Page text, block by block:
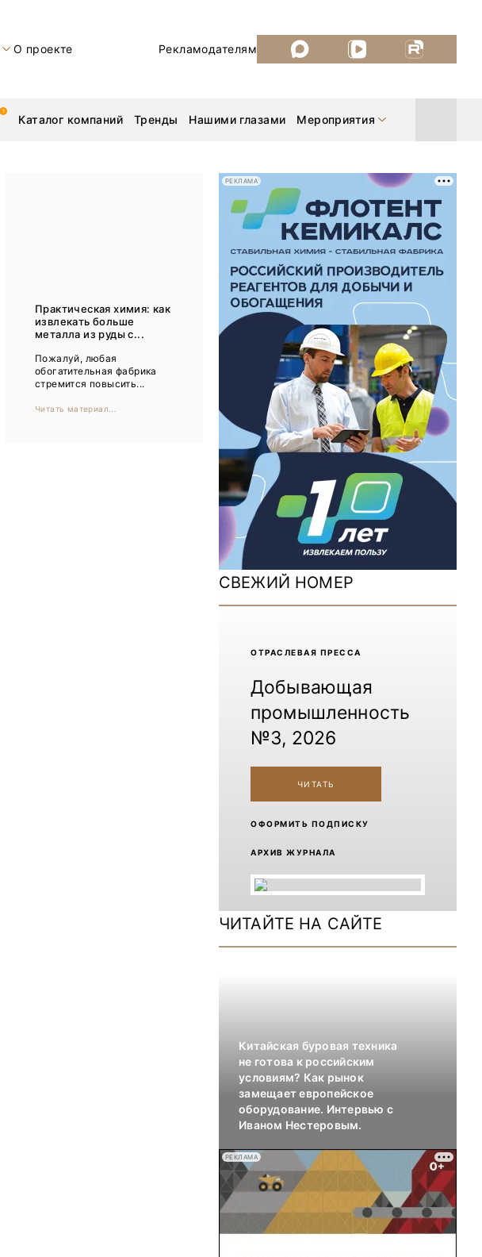
О проекте Рекламодателям
Каталог компаний Тренды Нашими глазами Мероприятия
Уголь России и Майнинг 2026
MiningWorld Russia 2026
ДП Подкаст. Новый сезон
Рудник 2025
MiningWorld Russia 2025
Уголь России и Майнинг 2025
Рудник 2024 | Обзор выставки
В помощь шахтёру 2024
Уголь России и Майнинг 2024
Mining World Russia 2024
Практическая химия: как
извлекать больше
металла из руды с...
Пожалуй, любая
обогатительная фабрика
стремится повысить...
Читать материал...
РЕКЛАМА
СВЕЖИЙ НОМЕР
ОТРАCЛЕВАЯ ПРЕССА
Добывающая
промышленность
№3, 2026
ЧИТАТЬ
ОФОРМИТЬ ПОДПИСКУ
АРХИВ ЖУРНАЛА
ЧИТАЙТЕ НА САЙТЕ
Китайская буровая техника
не готова к российским
условиям? Как рынок
замещает европейское
оборудование. Интервью с
Иваном Нестеровым.
РЕКЛАМА